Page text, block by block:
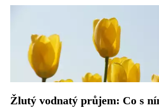
Žlutý vodnatý průjem: Co s